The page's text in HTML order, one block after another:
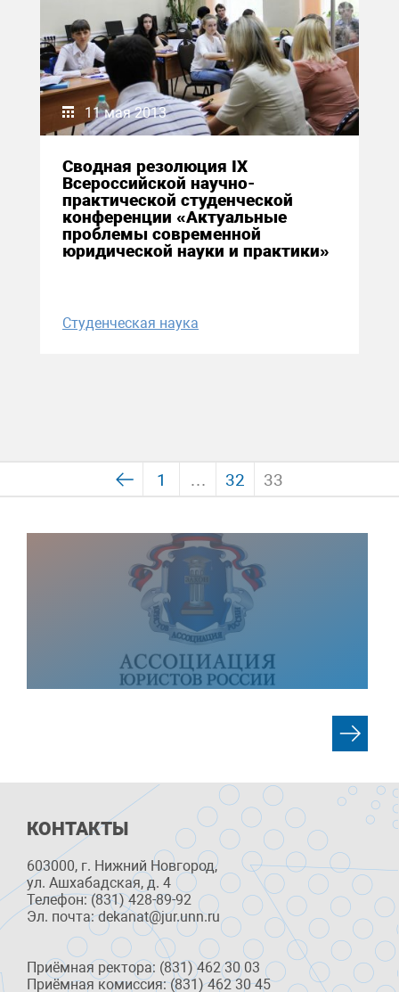
11 мая 2013
Сводная резолюция IX
Всероссийской научно-
практической студенческой
конференции «Актуальные
проблемы современной
юридической науки и практики»
Студенческая наука
1 … 32 33
КОНТАКТЫ
603000, г. Нижний Новгород,
ул. Ашхабадская, д. 4
Телефон: (831) 428-89-92
Эл. почта: dekanat@jur.unn.ru
Приёмная ректора: (831) 462 30 03
Приёмная комиссия: (831) 462 30 45